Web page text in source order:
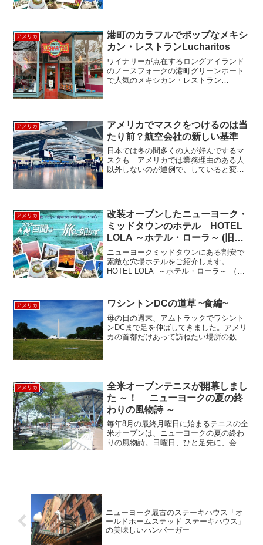
アメリカ
港町のカラフルでポップなメキシ
カン・レストランLucharitos
ワイナリーが点在するロングアイランド
のノースフォークの港町グリーンポート
で人気のメキシカン・レストラン
アメリカ
アメリカでマスクをつけるのは当
たり前？航空会社の新しい基準
日本では冬の間多くの人が好んでするマ
スクも アメリカでは業務理由のある人
以外しないのが通例で、していると変な
Centers for Di...
アメリカ
改装オープンしたニューヨーク・
ミッドタウンのホテル HOTEL
LOLA ～ホテル・ローラ～ (旧
Hotel Thrity Thirty)
ニューヨークミッドタウンにある割安で
素敵な穴場ホテルをご紹介します。
HOTEL LOLA ～ホテル・ローラ～ （旧
新しいホテルです。ミッドタウンにあっ
てとっても...
アメリカ ワシントンDCの道草 ~食編~
母の日の週末、アムトラックでワシント
ンDCまで足を伸ばしてきました。アメリ
カの首都だけあって訪ねたい場所の数も
アメリカ
全米オープンテニスが開幕しまし
た ～！ ニューヨークの夏の終
わりの風物詩 ～
毎年8月の最終月曜日に始まるテニスの全
米オープンは、ニューヨークの夏の終わ
りの風物詩。日曜日、ひと足先に、会場
ニューヨーク最古のステーキハウス「オ
ールドホームステッド ステーキハウス」
の美味しいハンバーガー